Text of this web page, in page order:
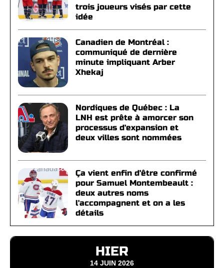
trois joueurs visés par cette
idée
Canadien de Montréal :
communiqué de dernière
minute impliquant Arber
Xhekaj
Nordiques de Québec : La
LNH est prête à amorcer son
processus d'expansion et
deux villes sont nommées
Ça vient enfin d'être confirmé
pour Samuel Montembeault :
deux autres noms
l'accompagnent et on a les
détails
HIER
14 JUIN 2026